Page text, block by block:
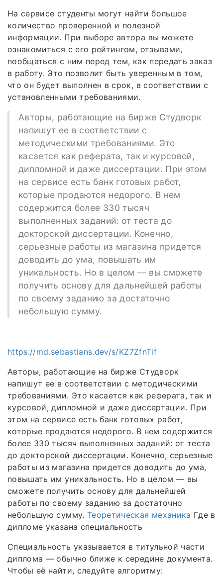
На сервисе студенты могут найти большое
количество проверенной и полезной
информации. При выборе автора вы можете
ознакомиться с его рейтингом, отзывами,
пообщаться с ним перед тем, как передать заказ
в работу. Это позволит быть уверенным в том,
что он будет выполнен в срок, в соответствии с
установленными требованиями.
Авторы, работающие на бирже Студворк
напишут ее в соответствии с
методическими требованиями. Это
касается как реферата, так и курсовой,
дипломной и даже диссертации. При этом
на сервисе есть банк готовых работ,
которые продаются недорого. В нем
содержится более 330 тысяч
выполненных заданий: от теста до
докторской диссертации. Конечно,
серьезные работы из магазина придется
доводить до ума, повышать им
уникальность. Но в целом — вы сможете
получить основу для дальнейшей работы
по своему заданию за достаточно
небольшую сумму.
https://md.sebastians.dev/s/KZ7ZfnTif
Авторы, работающие на бирже Студворк
напишут ее в соответствии с методическими
требованиями. Это касается как реферата, так и
курсовой, дипломной и даже диссертации. При
этом на сервисе есть банк готовых работ,
которые продаются недорого. В нем содержится
более 330 тысяч выполненных заданий: от теста
до докторской диссертации. Конечно, серьезные
работы из магазина придется доводить до ума,
повышать им уникальность. Но в целом — вы
сможете получить основу для дальнейшей
работы по своему заданию за достаточно
небольшую сумму. Теоретическая механика Где в
дипломе указана специальность
Специальность указывается в титульной части
диплома — обычно ближе к середине документа.
Чтобы её найти, следуйте алгоритму: